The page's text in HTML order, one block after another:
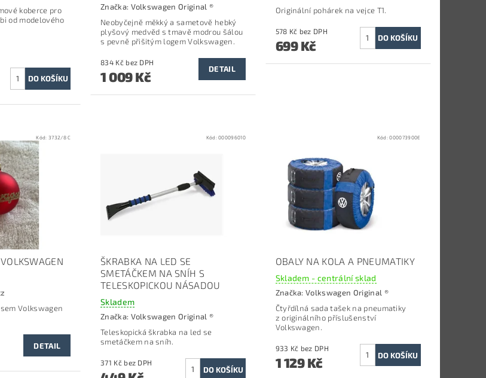
koberce pro
od modelového
Značka: Volkswagen Original ®
Neobyčejně měkký a sametově hebký
plyšový medvěd s tmavě modrou šálou
s pevně přišitým logem Volkswagen.
834 Kč bez DPH
1 009 Kč DETAIL
Originální pohárek na vejce T1.
578 Kč bez DPH
699 Kč
Kód: 3732/8 C
Volkswagen
DETAIL
Kód:000096010
ŠKRABKA NA LED SE
SMETÁČKEM NA SNÍH S
TELESKOPICKOU NÁSADOU
Skladem
Značka: Volkswagen Original ®
Teleskopická škrabka na led se
smetáčkem na sníh.
371 Kč bez DPH
Kód:000073900E
OBALY NA KOLA A PNEUMATIKY
Skladem - centrální sklad
Značka:Volkswagen Original ®
Čtyřdílná sada tašek na pneumatiky
z originálního příslušenství
Volkswagen.
933 Kč bez DPH
1 129 Kč